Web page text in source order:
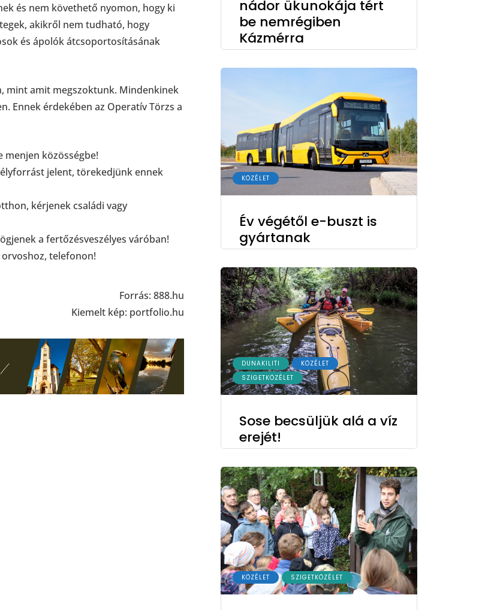
és nem követhető nyomon, hogy ki
akikről nem tudható, hogy
és ápolók átcsoportosításának
mint amit megszoktunk. Mindenkinek
Ennek érdekében az Operatív Törzs a
közösségbe!
jelent, törekedjünk ennek
kérjenek családi vagy
a fertőzésveszélyes váróban!
telefonon!
Forrás: 888.hu
Kiemelt kép: portfolio.hu
nádor ükunokája tért
be nemrégiben
Kázmérra
KÖZÉLET
Év végétől e-buszt is
gyártanak
DUNAKILITI
KÖZÉLET
SZIGETKÖZÉLET
Sose becsüljük alá a víz
erejét!
KÖZÉLET SZIGETKÖZÉLET